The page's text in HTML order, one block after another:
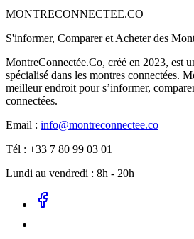
MONTRECONNECTEE.CO
S'informer, Comparer et Acheter des
MontreConnectée.Co, créé en 2023, est
spécialisé dans les montres connectées.
meilleur endroit pour s’informer,
connectées.
Email : info@montreconnectee.co
Tél : +33 7 80 99 03 01
Lundi au vendredi : 8h - 20h